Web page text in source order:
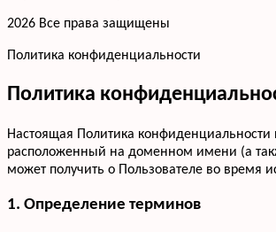
2026 Все права защищены
Политика конфиденциальности
Политика
Настоящая Политика
расположенный на доменном имени (а
может получить о Пользователе во время
1. Определение терминов